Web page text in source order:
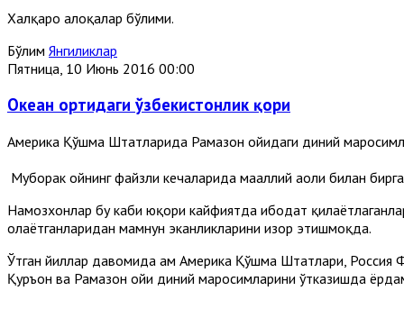
Халқаро алоқалар бўлими.
Бўлим Янгиликлар
Пятница, 10 Июнь 2016 00:00
Океан ортидаги ўзбекистонлик қори
Америка Қўшма Штатларида Рамазон ойидаги диний
Муборак ойнинг файзли кечаларида маҳаллий аҳоли билан
Намозхонлар бу каби юқори кайфиятда ибодат
олаётганларидан мамнун эканликларини изҳор этишмоқда.
Ўтган йиллар давомида ҳам Америка Қўшма Штатлари, Россия
Қуръон ва Рамазон ойи диний маросимларини ўтказишда